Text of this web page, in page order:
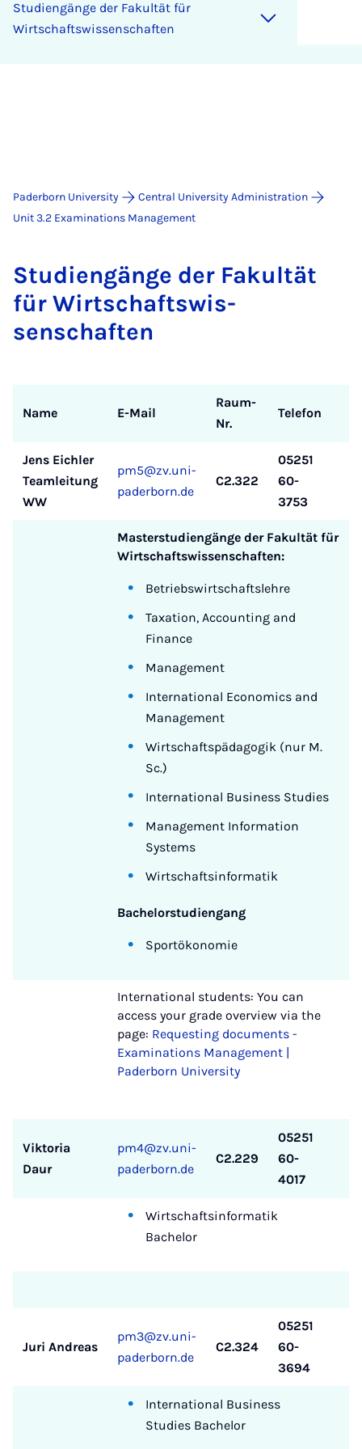
Stud­i­engänge der Fak­ultät für
Wirtschaft­swis­senschaften
Paderborn University
Central University Administration
Unit 3.2 Examinations Management
Stud­i­engänge der Fak­ultät
für Wirtschaft­swis­
senschaften
Name E-Mail
Raum-
Nr.
Telefon
Jens Eichler
Teamleitung
WW
pm5@zv.uni-
paderborn.de
C2.322
05251
60-
3753
Masterstudiengänge der Fakultät für
Wirtschaftswissenschaften:
Betriebswirtschaftslehre
Taxation, Accounting and
Finance
Management
International Economics and
Management
Wirtschaftspädagogik (nur M.
Sc.)
International Business Studies
Management Information
Systems
Wirtschaftsinformatik
Bachelorstudiengang
Sportökonomie
International students: You can
access your grade overview via the
page: Requesting documents -
Examinations Management |
Paderborn University
Viktoria
Daur
pm4@zv.uni-
paderborn.de
C2.229
05251
60-
4017
Wirtschaftsinformatik
Bachelor
Juri Andreas
pm3@zv.uni-
paderborn.de
C2.324
05251
60-
3694
International Business
Studies Bachelor